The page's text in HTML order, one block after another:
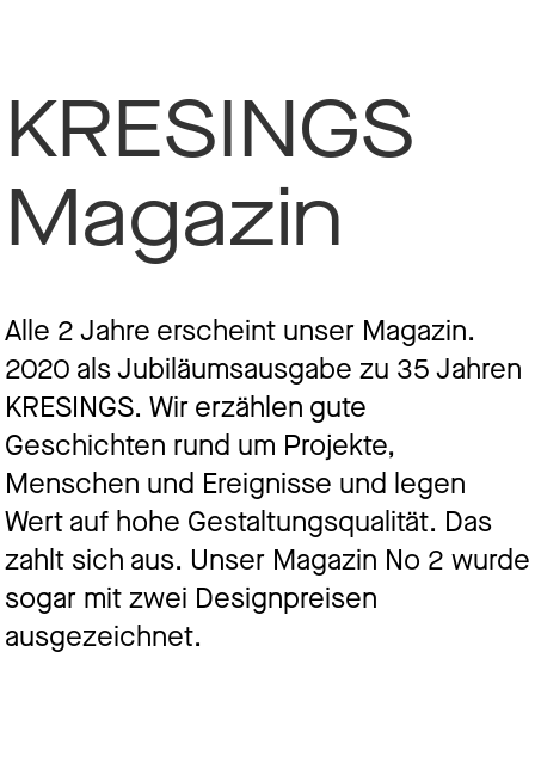
KRESINGS
Magazin
Alle 2 Jahre erscheint unser Magazin.
2020 als Jubiläumsausgabe zu 35 Jahren
KRESINGS. Wir erzählen gute
Geschichten rund um Projekte,
Menschen und Ereignisse und legen
Wert auf hohe Gestaltungsqualität. Das
zahlt sich aus. Unser Magazin No 2 wurde
sogar mit zwei Designpreisen
ausgezeichnet.